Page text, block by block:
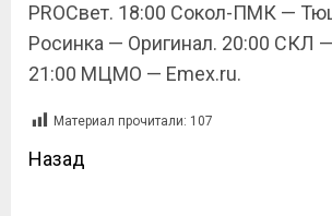
PROСвет. 18:00 Сокол-ПМК —
Росинка — Оригинал. 20:00 СКЛ
21:00 МЦМО — Emex.ru.
Материал прочитали: 107
Назад